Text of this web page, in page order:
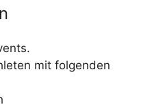
mit folgenden